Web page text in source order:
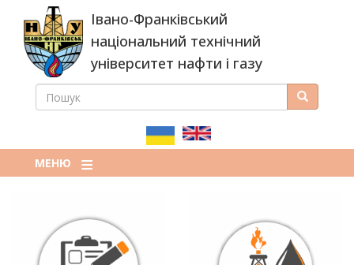
основного
вмісту
Івано-Франківський
національний технічний
університет нафти і газу
ПОШУКОВА
ПОШУК Пошук
МЕНЮ